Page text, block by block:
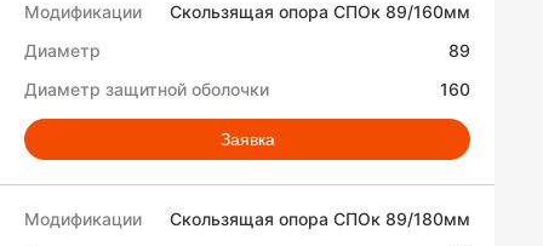
Скользящая опора СПОк 89/160мм
89
160
Заявка
Скользящая опора СПОк 89/180мм